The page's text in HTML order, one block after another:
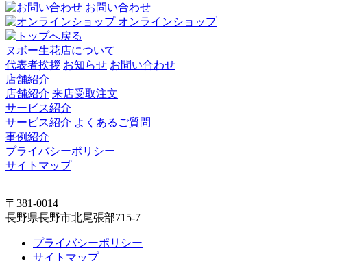
お問い合わせ
オンラインショップ
ヌボー生花店について
代表者挨拶 お知らせ お問い合わせ
店舗紹介
店舗紹介 来店受取注文
サービス紹介
サービス紹介 よくあるご質問
事例紹介
プライバシーポリシー
サイトマップ
〒381-0014
長野県長野市北尾張部715-7
プライバシーポリシー
サイトマップ